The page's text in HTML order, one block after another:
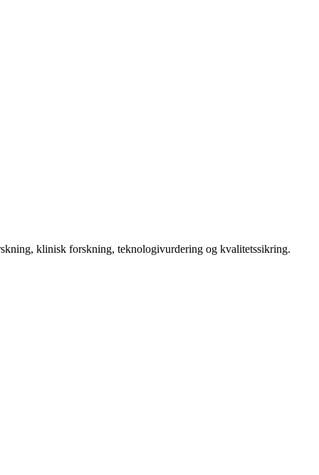
klinisk forskning, teknologivurdering og kvalitetssikring.